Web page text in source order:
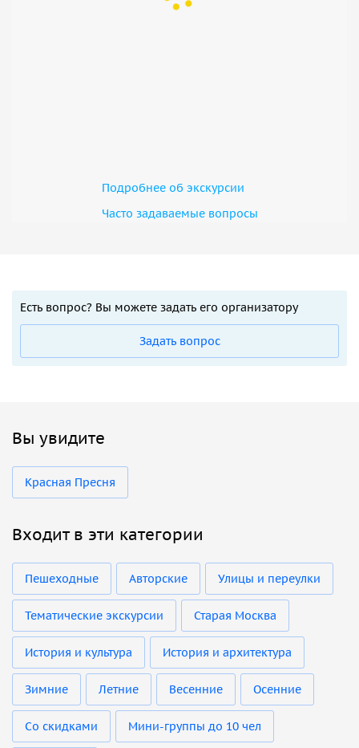
Подробнее об экскурсии
Часто задаваемые вопросы
Есть вопрос? Вы можете задать его организатору
Задать вопрос
Вы увидите
Красная Пресня
Входит в эти категории
Пешеходные Авторские Улицы и переулки
Тематические экскурсии Старая Москва
История и культура История и архитектура
Зимние Летние Весенние Осенние
Со скидками Мини-группы до 10 чел